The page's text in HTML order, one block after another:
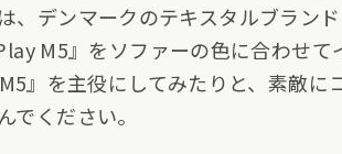
、デンマークのテキスタルブラン
M5』をソファーの色に合わせ
』を主役にしてみたりと、素敵
でください。